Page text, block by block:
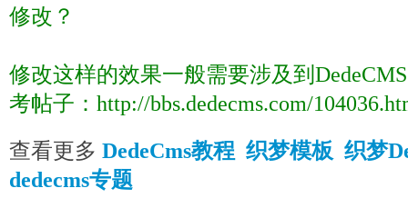
修改？
修改这样的效果一般需要涉及到 DedeCMS
考帖子： http://bbs.dedecms.com/
查看更多 DedeCms教程 织梦模板 织梦
dedecms专题